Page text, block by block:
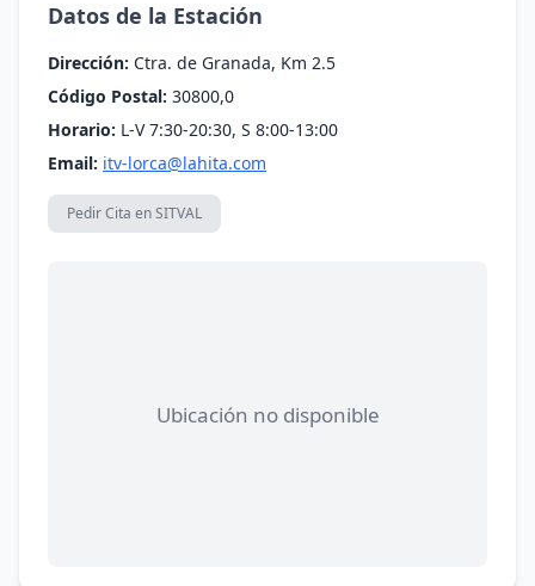
Datos de la Estación
Dirección: Ctra. de Granada, Km 2.5
Código Postal: 30800,0
Horario: L-V 7:30-20:30, S 8:00-13:00
Email: itv-lorca@lahita.com
Pedir Cita en SITVAL
Ubicación no disponible